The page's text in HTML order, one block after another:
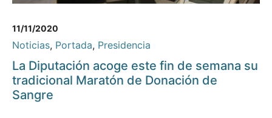
11/11/2020
Noticias, Portada, Presidencia
La Diputación acoge este fin de semana su
tradicional Maratón de Donación de
Sangre